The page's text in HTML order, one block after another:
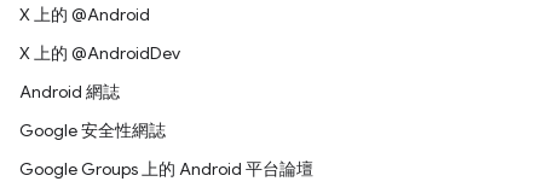
X 上的 @Android
X 上的 @AndroidDev
Android 網誌
Google 安全性網誌
Google Groups 上的 Android 平台論壇